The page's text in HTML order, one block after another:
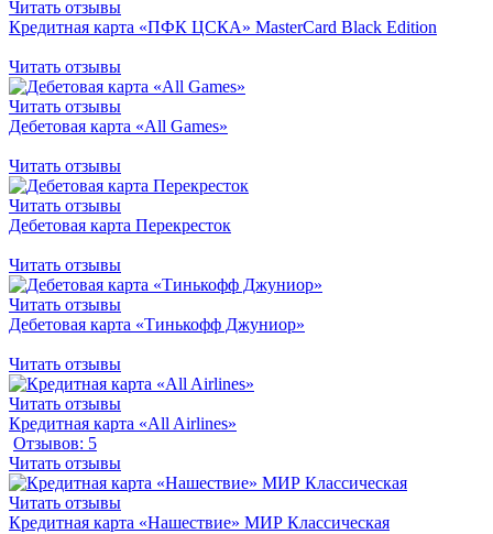
Читать отзывы
Кредитная карта «ПФК ЦСКА» MasterCard Вlack Edition
Читать отзывы
Читать отзывы
Дебетовая карта «All Games»
Читать отзывы
Читать отзывы
Дебетовая карта Перекресток
Читать отзывы
Читать отзывы
Дебетовая карта «Тинькофф Джуниор»
Читать отзывы
Читать отзывы
Кредитная карта «All Airlines»
Отзывов: 5
Читать отзывы
Читать отзывы
Кредитная карта «Нашествие» МИР Классическая